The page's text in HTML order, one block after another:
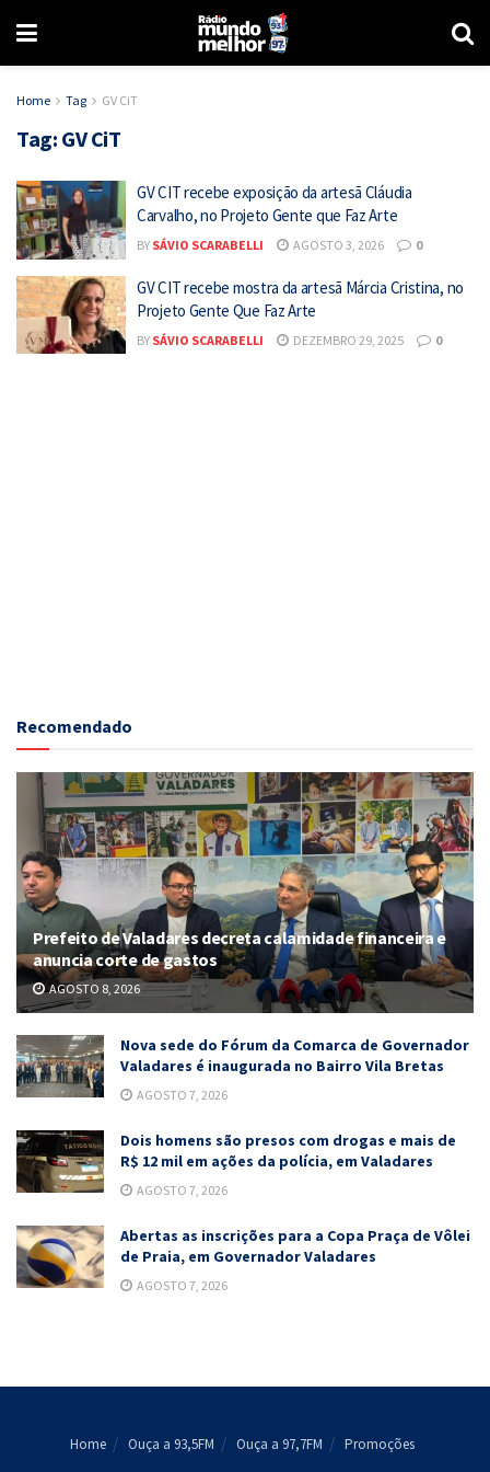
Home Tag GV CiT
Tag: GV CiT
GV CIT recebe exposição da artesã Cláudia
Carvalho, no Projeto Gente que Faz Arte
BY SÁVIO SCARABELLI AGOSTO 3, 2026 0
GV CIT recebe mostra da artesã Márcia Cristina, no
Projeto Gente Que Faz Arte
BY SÁVIO SCARABELLI DEZEMBRO 29, 2025 0
Recomendado
Prefeito de Valadares decreta calamidade financeira e
anuncia corte de gastos
AGOSTO 8, 2026
Nova sede do Fórum da Comarca de Governador
Valadares é inaugurada no Bairro Vila Bretas
AGOSTO 7, 2026
Dois homens são presos com drogas e mais de
R$ 12 mil em ações da polícia, em Valadares
AGOSTO 7, 2026
Abertas as inscrições para a Copa Praça de Vôlei
de Praia, em Governador Valadares
AGOSTO 7, 2026
Home Ouça a 93,5FM Ouça a 97,7FM Promoções